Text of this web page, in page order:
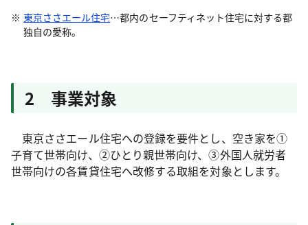
東京ささエール住宅…都内のセーフティネット住宅に対する都
独自の愛称。
2 事業対象
東京ささエール住宅への登録を要件とし、空き家を①
子育て世帯向け、②ひとり親世帯向け、③外国人就労者
世帯向けの各賃貸住宅へ改修する取組を対象とします。